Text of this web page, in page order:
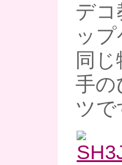
デ
ッ
同
手の
ツで